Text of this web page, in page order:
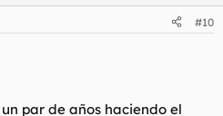
#10
par de años haciendo el